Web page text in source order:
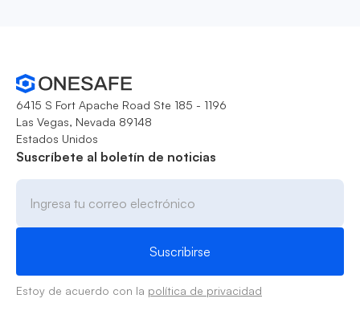
6415 S Fort Apache Road Ste 185 - 1196
Las Vegas, Nevada 89148
Estados Unidos
Suscríbete al boletín de noticias
Estoy de acuerdo con la política de privacidad